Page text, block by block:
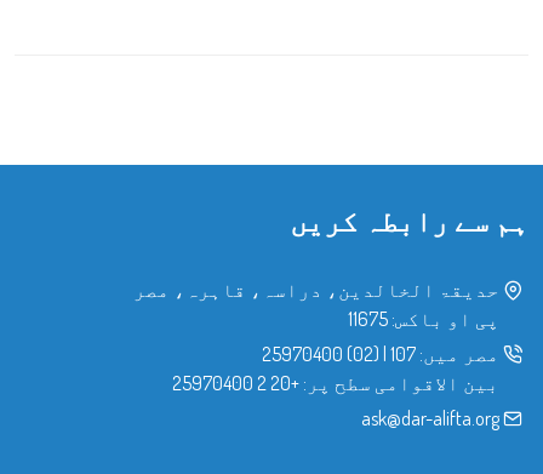
ہم سے رابطہ کریں
حدیقۃ الخالدین، دراسہ، قاہرہ، مصر
پی او باکس: 11675
مصر میں: 107
|
(02) 25970400
بین الاقوامی سطح پر: +20 2 25970400
ask@dar-alifta.org